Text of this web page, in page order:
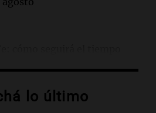
lo último